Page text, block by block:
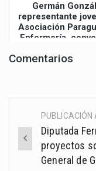
Germán
representante
Asociación
Enfermería,
Comentarios
Post
navigation
PUBLICACIÓN
Diputada
proyectos
General de